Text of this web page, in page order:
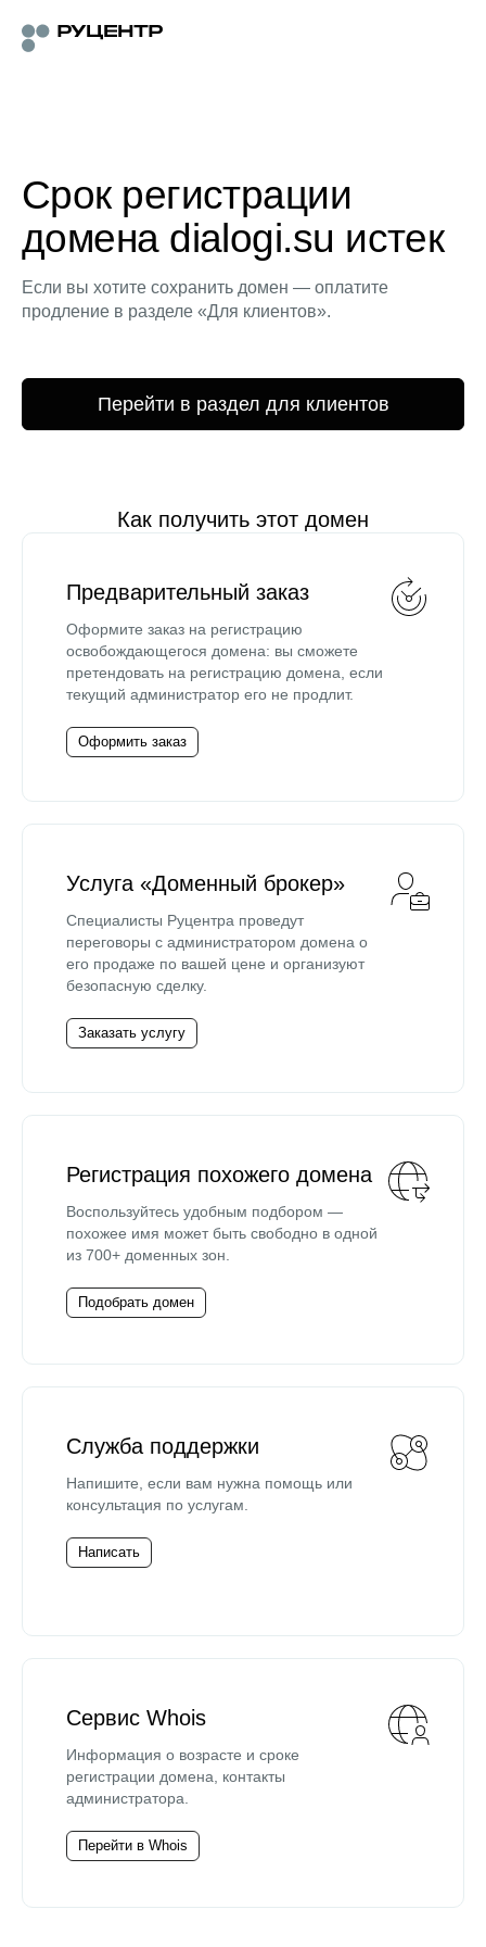
Срок регистрации
домена dialogi.su истек
Если вы хотите сохранить домен — оплатите
продление в разделе «Для клиентов».
Перейти в раздел для клиентов
Как получить этот домен
Предварительный заказ
Оформите заказ на регистрацию
освобождающегося домена: вы сможете
претендовать на регистрацию домена, если
текущий администратор его не продлит.
Оформить заказ
Услуга «Доменный брокер»
Специалисты Руцентра проведут
переговоры с администратором домена о
его продаже по вашей цене и организуют
безопасную сделку.
Заказать услугу
Регистрация похожего домена
Воспользуйтесь удобным подбором —
похожее имя может быть свободно в одной
из 700+ доменных зон.
Подобрать домен
Служба поддержки
Напишите, если вам нужна помощь или
консультация по услугам.
Написать
Сервис Whois
Информация о возрасте и сроке
регистрации домена, контакты
администратора.
Перейти в Whois